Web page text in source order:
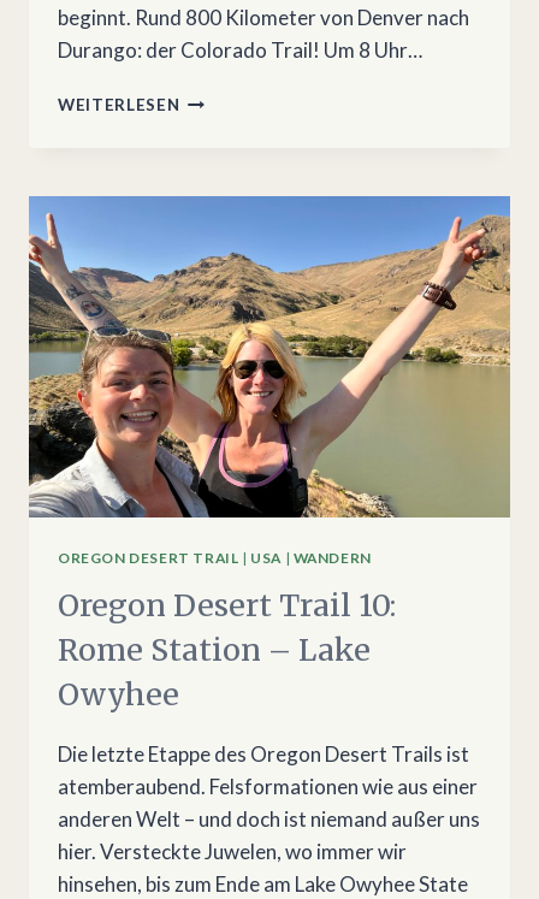
beginnt. Rund 800 Kilometer von Denver nach
Durango: der Colorado Trail! Um 8 Uhr…
WEITERLESEN COLORADO
CANYON
KENOSHA
PASS
OREGON DESERT TRAIL | USA | WANDERN
Oregon Desert Trail 10:
Rome Station – Lake
Owyhee
Die letzte Etappe des Oregon Desert Trails ist
atemberaubend. Felsformationen wie aus einer
anderen Welt – und doch ist niemand außer uns
hier. Versteckte Juwelen, wo immer wir
hinsehen, bis zum Ende am Lake Owyhee State